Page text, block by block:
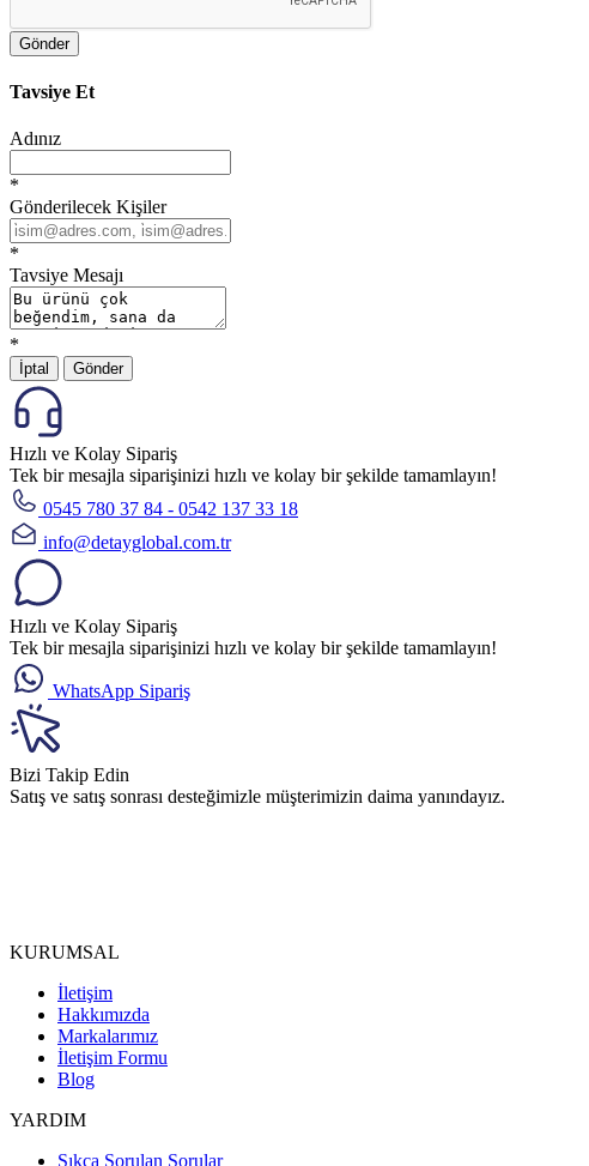
Gönder
Tavsiye Et
Adınız
*
Gönderilecek Kişiler
*
Tavsiye Mesajı
*
İptal Gönder
Hızlı ve Kolay Sipariş
Tek bir mesajla siparişinizi hızlı ve kolay bir şekilde tamamlayın!
0545 780 37 84 - 0542 137 33 18
info@detayglobal.com.tr
Hızlı ve Kolay Sipariş
Tek bir mesajla siparişinizi hızlı ve kolay bir şekilde tamamlayın!
WhatsApp Sipariş
Bizi Takip Edin
Satış ve satış sonrası desteğimizle müşterimizin daima yanındayız.
KURUMSAL
İletişim
Hakkımızda
Markalarımız
İletişim Formu
Blog
YARDIM
Sıkça Sorulan Sorular